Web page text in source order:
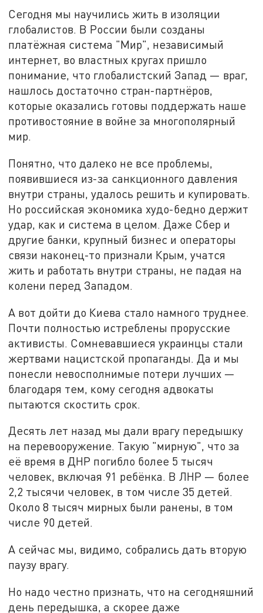
Сегодня мы научились жить в изоляции
глобалистов. В России были созданы
платёжная система "Мир", независимый
интернет, во властных кругах пришло
понимание, что глобалистский Запад — враг,
нашлось достаточно стран-партнёров,
которые оказались готовы поддержать наше
противостояние в войне за многополярный
мир.
Понятно, что далеко не все проблемы,
появившиеся из-за санкционного давления
внутри страны, удалось решить и купировать.
Но российская экономика худо-бедно держит
удар, как и система в целом. Даже Сбер и
другие банки, крупный бизнес и операторы
связи наконец-то признали Крым, учатся
жить и работать внутри страны, не падая на
колени перед Западом.
А вот дойти до Киева стало намного труднее.
Почти полностью истреблены прорусские
активисты. Сомневавшиеся украинцы стали
жертвами нацистской пропаганды. Да и мы
понесли невосполнимые потери лучших —
благодаря тем, кому сегодня адвокаты
пытаются скостить срок.
Десять лет назад мы дали врагу передышку
на перевооружение. Такую "мирную", что за
её время в ДНР погибло более 5 тысяч
человек, включая 91 ребёнка. В ЛНР — более
2,2 тысячи человек, в том числе 35 детей.
Около 8 тысяч мирных были ранены, в том
числе 90 детей.
А сейчас мы, видимо, собрались дать вторую
паузу врагу.
Но надо честно признать, что на сегодняшний
день передышка, а скорее даже